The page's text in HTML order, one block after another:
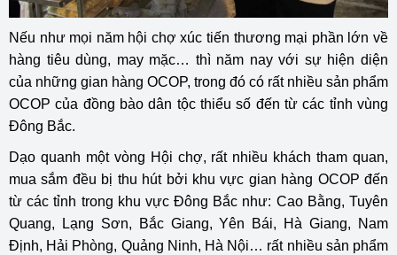
Nếu như mọi năm hội chợ xúc tiến thương mại phần lớn về
hàng tiêu dùng, may mặc… thì năm nay với sự hiện diện
của những gian hàng OCOP, trong đó có rất nhiều sản phẩm
OCOP của đồng bào dân tộc thiểu số đến từ các tỉnh vùng
Đông Bắc.
Dạo quanh một vòng Hội chợ, rất nhiều khách tham quan,
mua sắm đều bị thu hút bởi khu vực gian hàng OCOP đến
từ các tỉnh trong khu vực Đông Bắc như: Cao Bằng, Tuyên
Quang, Lạng Sơn, Bắc Giang, Yên Bái, Hà Giang, Nam
Định, Hải Phòng, Quảng Ninh, Hà Nội… rất nhiều sản phẩm